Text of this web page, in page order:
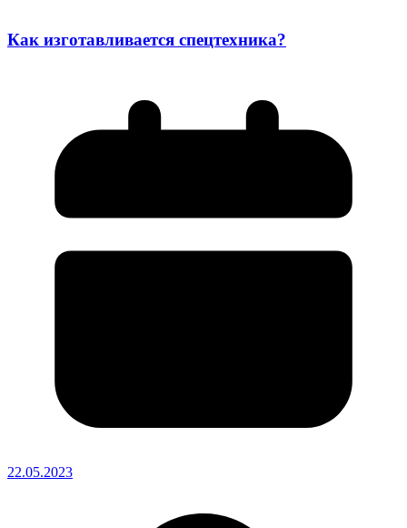
Как изготавливается спецтехника?
22.05.2023